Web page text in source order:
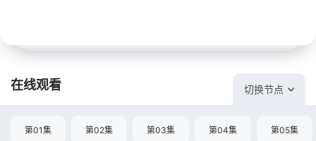
在线观看 切换节点
第01集 第02集 第03集 第04集 第05集